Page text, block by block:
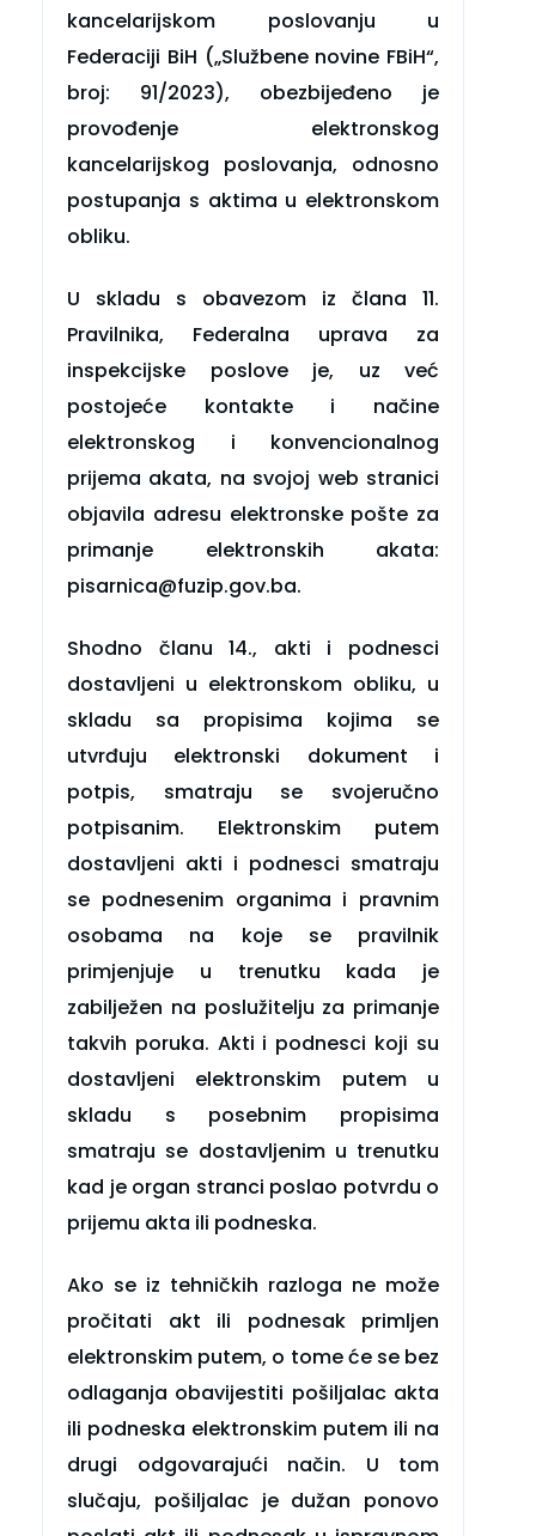
kancelarijskom poslovanju u
Federaciji BiH („Službene novine FBiH“,
broj: 91/2023), obezbijeđeno je
provođenje elektronskog
kancelarijskog poslovanja, odnosno
postupanja s aktima u elektronskom
obliku.
U skladu s obavezom iz člana 11.
Pravilnika, Federalna uprava za
inspekcijske poslove je, uz već
postojeće kontakte i načine
elektronskog i konvencionalnog
prijema akata, na svojoj web stranici
objavila adresu elektronske pošte za
primanje elektronskih akata:
pisarnica@fuzip.gov.ba.
Shodno članu 14., akti i podnesci
dostavljeni u elektronskom obliku, u
skladu sa propisima kojima se
utvrđuju elektronski dokument i
potpis, smatraju se svojeručno
potpisanim. Elektronskim putem
dostavljeni akti i podnesci smatraju
se podnesenim organima i pravnim
osobama na koje se pravilnik
primjenjuje u trenutku kada je
zabilježen na poslužitelju za primanje
takvih poruka. Akti i podnesci koji su
dostavljeni elektronskim putem u
skladu s posebnim propisima
smatraju se dostavljenim u trenutku
kad je organ stranci poslao potvrdu o
prijemu akta ili podneska.
Ako se iz tehničkih razloga ne može
pročitati akt ili podnesak primljen
elektronskim putem, o tome će se bez
odlaganja obavijestiti pošiljalac akta
ili podneska elektronskim putem ili na
drugi odgovarajući način. U tom
slučaju, pošiljalac je dužan ponovo